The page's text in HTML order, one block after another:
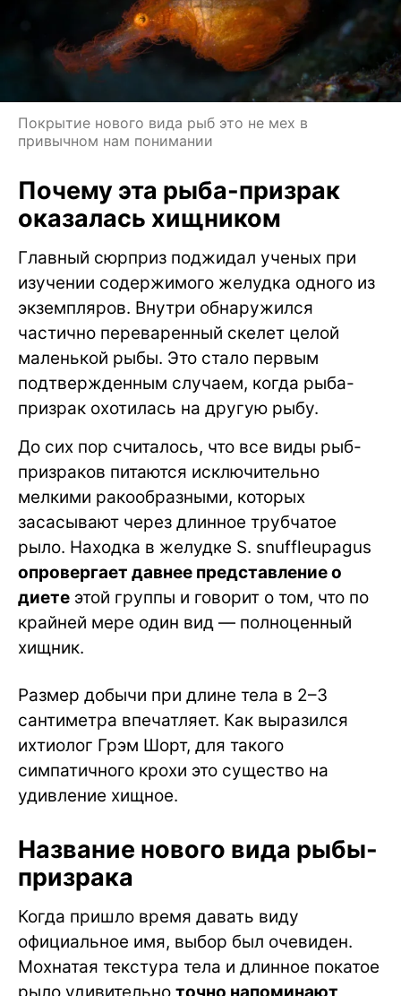
Покрытие нового вида рыб это не мех в
привычном нам понимании
Почему эта рыба-призрак
оказалась хищником
Главный сюрприз поджидал ученых при
изучении содержимого желудка одного из
экземпляров. Внутри обнаружился
частично переваренный скелет целой
маленькой рыбы. Это стало первым
подтвержденным случаем, когда рыба-
призрак охотилась на другую рыбу.
До сих пор считалось, что все виды рыб-
призраков питаются исключительно
мелкими ракообразными, которых
засасывают через длинное трубчатое
рыло. Находка в желудке S. snuffleupagus
опровергает давнее представление о
диете этой группы и говорит о том, что по
крайней мере один вид — полноценный
хищник.
Размер добычи при длине тела в 2–3
сантиметра впечатляет. Как выразился
ихтиолог Грэм Шорт, для такого
симпатичного крохи это существо на
удивление хищное.
Название нового вида рыбы-
призрака
Когда пришло время давать виду
официальное имя, выбор был очевиден.
Мохнатая текстура тела и длинное покатое
рыло удивительно точно напоминают